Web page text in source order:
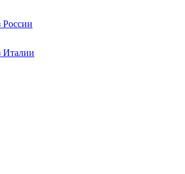
России
Италии